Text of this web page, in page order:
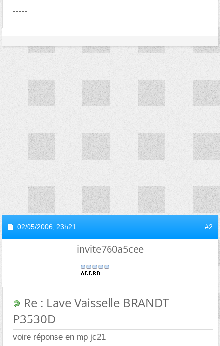
-----
02/05/2006, 23h21 #2
invite760a5cee
Re : Lave Vaisselle BRANDT
P3530D
voire réponse en mp jc21